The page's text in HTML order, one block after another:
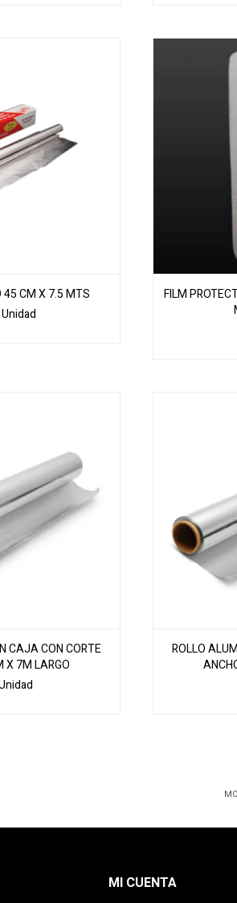
45 CM X 7.5 MTS
Unidad
FILM
CAJA CON CORTE
X 7M LARGO
ROLLO
MI CUENTA